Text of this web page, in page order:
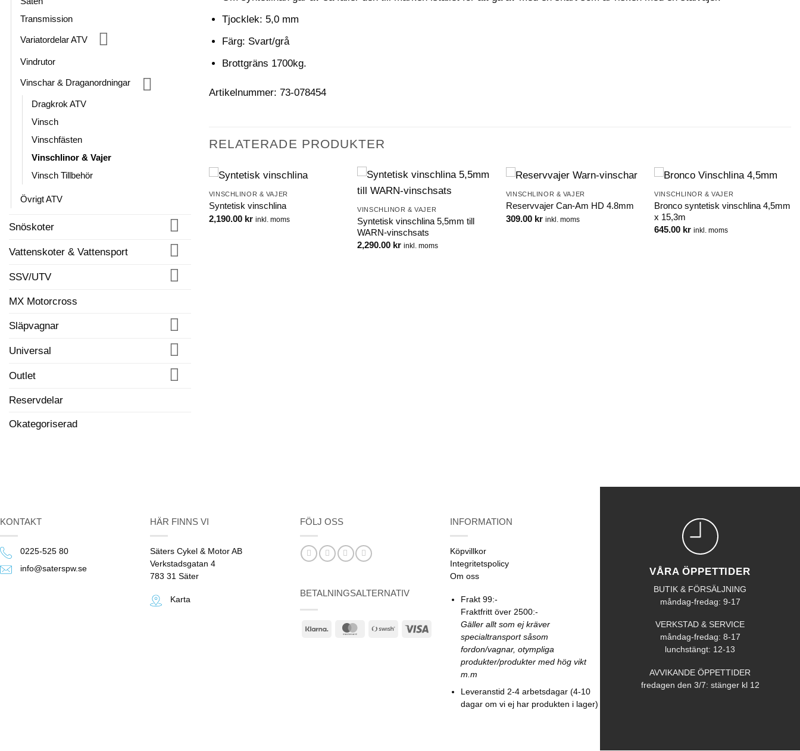
Transmission
Variatordelar ATV
Vindrutor
Vinschar & Draganordningar
Dragkrok ATV
Vinsch
Vinschfästen
Vinschlinor & Vajer
Vinsch Tillbehör
Övrigt ATV
Snöskoter
Vattenskoter & Vattensport
SSV/UTV
MX Motorcross
Släpvagnar
Universal
Outlet
Reservdelar
Okategoriserad
Tjocklek: 5,0 mm
Färg: Svart/grå
Brottgräns 1700kg.
Artikelnummer: 73-078454
RELATERADE PRODUKTER
VINSCHLINOR & VAJER
Syntetisk vinschlina
2,190.00 kr inkl. moms
VINSCHLINOR & VAJER
Syntetisk vinschlina 5,5mm till
WARN-vinschsats
2,290.00 kr inkl. moms
VINSCHLINOR & VAJER
Reservvajer Can-Am HD 4.8mm
309.00 kr inkl. moms
VINSCHLINOR & VAJER
Bronco syntetisk vinschlina 4,5mm
x 15,3m
645.00 kr inkl. moms
HD-
KONTAKT
0225-525 80
info@saterspw.se
HÄR FINNS VI
Säters Cykel & Motor AB
Verkstadsgatan 4
783 31 Säter
Karta
FÖLJ OSS
BETALNINGSALTERNATIV
Klarna MasterCardSwish
INFORMATION
Köpvillkor
Integritetspolicy
Om oss
Frakt 99:-
Fraktfritt över 2500:-
Gäller allt som ej kräver
specialtransport såsom
fordon/vagnar, otympliga
produkter/produkter med hög vikt
m.m
Leveranstid 2-4 arbetsdagar (4-10
dagar om vi ej har produkten i lager)
VÅRA ÖPPETTIDER
BUTIK & FÖRSÄLJNING
måndag-fredag: 9-17
VERKSTAD & SERVICE
måndag-fredag: 8-17
lunchstängt: 12-13
AVVIKANDE ÖPPETTIDER
fredagen den 3/7: stänger kl 12